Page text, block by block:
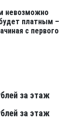
невозможно
платным –
с первого
за этаж
за этаж